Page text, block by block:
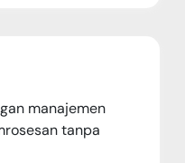
manajemen
tanpa